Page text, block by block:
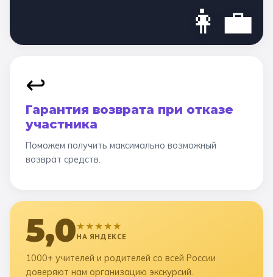
👩‍💼
↩️
Гарантия возврата при отказе
участника
Поможем получить максимально возможный
возврат средств.
5,0★★★★★
НА ЯНДЕКСЕ
1000+ учителей и родителей со всей России
доверяют нам организацию экскурсий.